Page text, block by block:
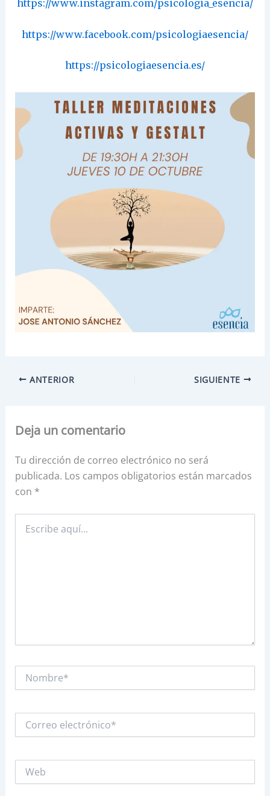
https://www.instagram.com/psicologia_esencia/
https://www.facebook.com/psicologiaesencia/
https://psicologiaesencia.es/
ANTERIOR SIGUIENTE
Deja un comentario
Tu dirección de correo electrónico no será
publicada. Los campos obligatorios están marcados
con *
aquí...
Nombre*
electrónico*